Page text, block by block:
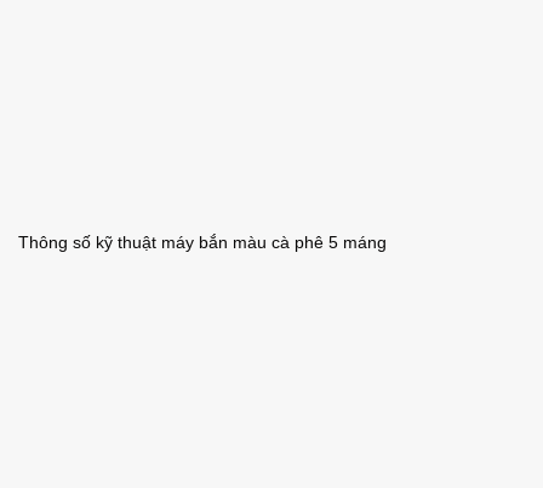
Thông số kỹ thuật máy bắn màu cà phê 5 máng